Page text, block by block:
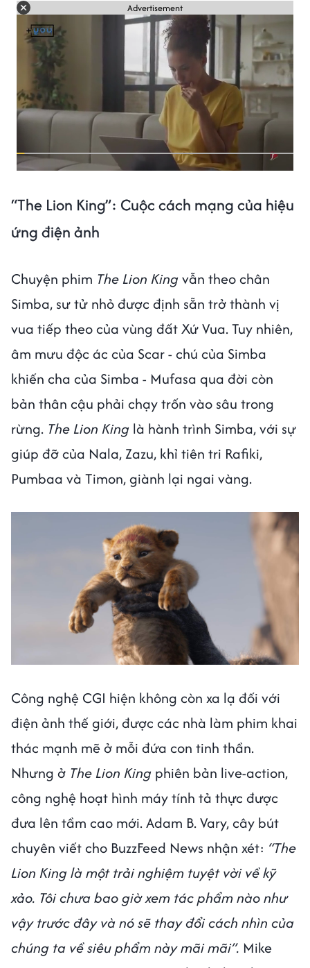
Advertisement
“The Lion King”: Cuộc cách mạng của hiệu
ứng điện ảnh
Chuyện phim The Lion Kingvẫn theo chân
Simba, sư tử nhỏ được định sẵn trở thành vị
vua tiếp theo của vùng đất Xứ Vua. Tuy nhiên,
âm mưu độc ác của Scar - chú của Simba
khiến cha của Simba - Mufasa qua đời còn
bản thân cậu phải chạy trốn vào sâu trong
rừng. The Lion King là hành trình Simba, với sự
giúp đỡ của Nala, Zazu, khỉ tiên tri Rafiki,
Pumbaa và Timon, giành lại ngai vàng.
Công nghệ CGI hiện không còn xa lạ đối với
điện ảnh thế giới, được các nhà làm phim khai
thác mạnh mẽ ở mỗi đứa con tinh thần.
Nhưng ở The Lion King phiên bản live-action,
công nghệ hoạt hình máy tính tả thực được
đưa lên tầm cao mới. Adam B. Vary, cây bút
chuyên viết cho BuzzFeed News nhận xét: “The
Lion King là một trải nghiệm tuyệt vời về kỹ
xảo. Tôi chưa bao giờ xem tác phẩm nào như
vậy trước đây và nó sẽ thay đổi cách nhìn của
chúng ta về siêu phẩm này mãi mãi”. Mike